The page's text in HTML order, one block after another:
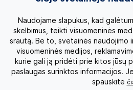
Organizatorius pasilieka teisę
Kelionės tipas: individuali
Apgyvendinimo variantai
Išskirtinis
Naudojame slapukus, kad
skelbimus, teikti visuomeninės
srautą. Be to, svetainės naudojimo
visuomeninės medijos,
kurie gali ją pridėti prie kitos jūsų
paslaugas surinktos informacijos.
spauskite